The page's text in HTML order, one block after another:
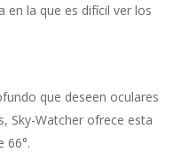
en la que es difícil ver los
que deseen oculares
Sky-Watcher ofrece esta
66°.